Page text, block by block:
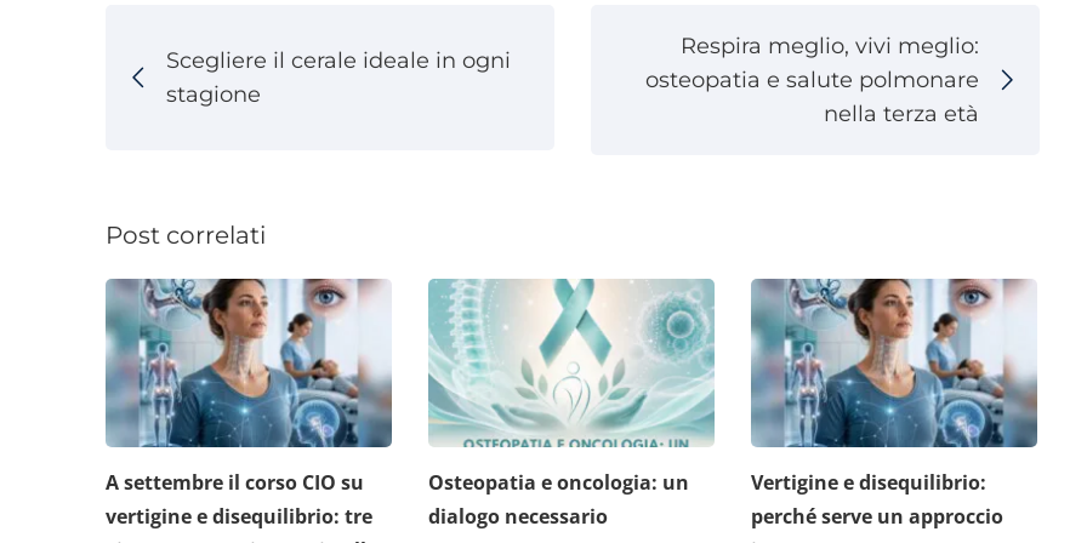
Scegliere il cerale ideale in ogni
stagione
Respira meglio, vivi meglio:
osteopatia e salute polmonare
nella terza età
Post correlati
A settembre il corso CIO su
vertigine e disequilibrio: tre
Osteopatia e oncologia: un
dialogo necessario
Vertigine e disequilibrio:
perché serve un approccio